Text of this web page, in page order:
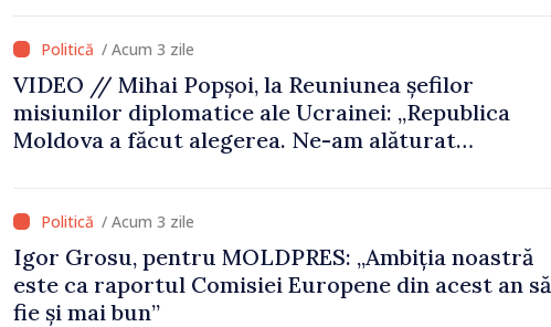
/ Acum 3 zile
VIDEO // Mihai Popșoi, la Reuniunea șefilor
misiunilor diplomatice ale Ucrainei: „Republica
Moldova a făcut alegerea. Ne-am alăturat
/ Acum 3 zile
Igor Grosu, pentru MOLDPRES: „Ambiția noastră
este ca raportul Comisiei Europene din acest an să
fie și mai bun”